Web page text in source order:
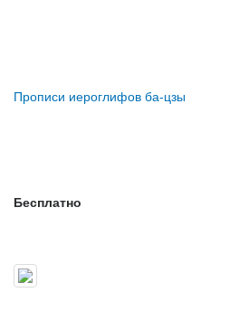
Прописи иероглифов ба-цзы
Бесплатно